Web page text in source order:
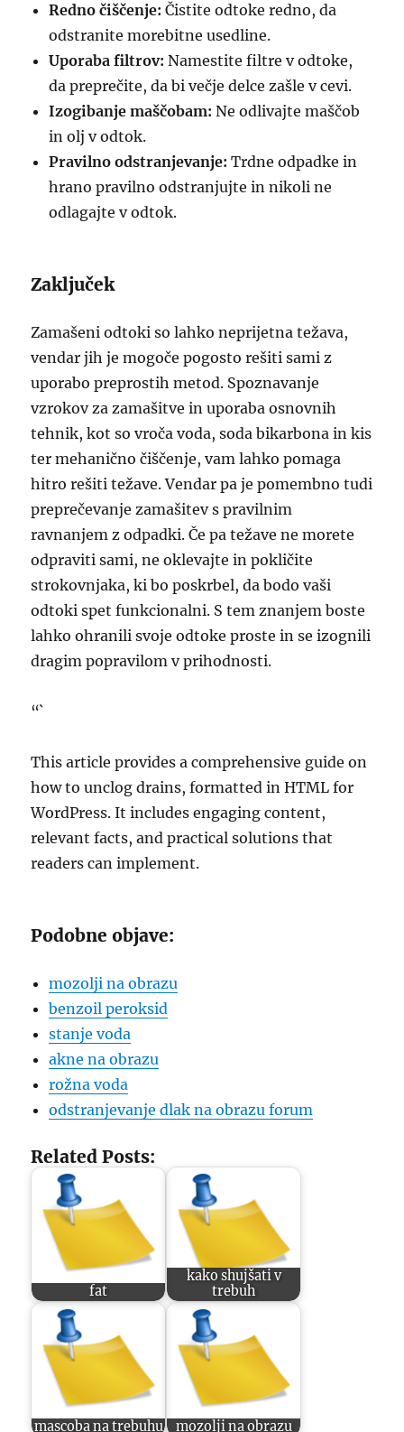
Redno čiščenje: Čistite odtoke redno, da
odstranite morebitne usedline.
Uporaba filtrov: Namestite filtre v odtoke,
da preprečite, da bi večje delce zašle v cevi.
Izogibanje maščobam: Ne odlivajte maščob
in olj v odtok.
Pravilno odstranjevanje: Trdne odpadke in
hrano pravilno odstranjujte in nikoli ne
odlagajte v odtok.
Zaključek
Zamašeni odtoki so lahko neprijetna težava,
vendar jih je mogoče pogosto rešiti sami z
uporabo preprostih metod. Spoznavanje
vzrokov za zamašitve in uporaba osnovnih
tehnik, kot so vroča voda, soda bikarbona in kis
ter mehanično čiščenje, vam lahko pomaga
hitro rešiti težave. Vendar pa je pomembno tudi
preprečevanje zamašitev s pravilnim
ravnanjem z odpadki. Če pa težave ne morete
odpraviti sami, ne oklevajte in pokličite
strokovnjaka, ki bo poskrbel, da bodo vaši
odtoki spet funkcionalni. S tem znanjem boste
lahko ohranili svoje odtoke proste in se izognili
dragim popravilom v prihodnosti.
“`
This article provides a comprehensive guide on
how to unclog drains, formatted in HTML for
WordPress. It includes engaging content,
relevant facts, and practical solutions that
readers can implement.
Podobne objave:
mozolji na obrazu
benzoil peroksid
stanje voda
akne na obrazu
rožna voda
odstranjevanje dlak na obrazu forum
Related Posts:
fat
kako shujšati v
trebuh
mascoba na trebuhu mozolji na obrazu